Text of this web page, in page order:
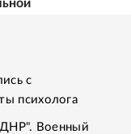
с
психолога
Военный